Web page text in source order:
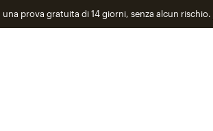
prova gratuita di 14 giorni, senza alcun rischio.